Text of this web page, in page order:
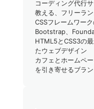
りではありません
コーディング代行
教える、フリーラ
知るべきSEO対策の
CSSフレームワー
Bootstrap、
HTML5とCSS3の
たウェブデザイン
カフェとホームペ
を引き寄せるブラ